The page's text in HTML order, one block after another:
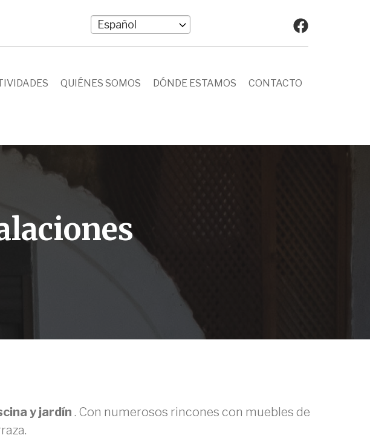
Select
your
QUIÉNES SOMOS DÓNDE ESTAMOS CONTACTO
y jardín . Con numerosos rincones con muebles de